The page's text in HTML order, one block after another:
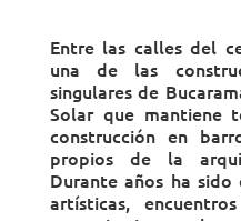
Entre las calles del
una de las
singulares de
Solar que mantiene
construcción en
propios de la
Durante años ha sido
artísticas,